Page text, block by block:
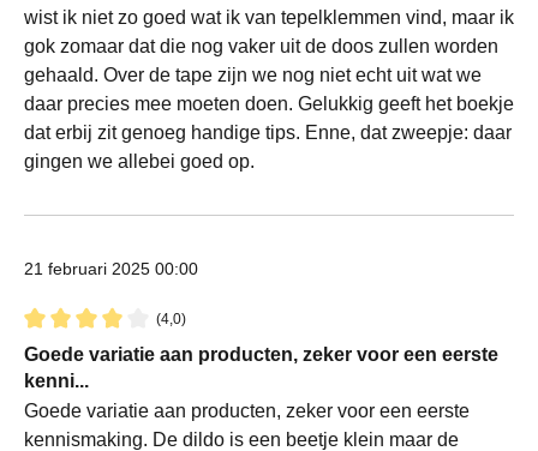
wist ik niet zo goed wat ik van tepelklemmen vind, maar ik
gok zomaar dat die nog vaker uit de doos zullen worden
gehaald. Over de tape zijn we nog niet echt uit wat we
daar precies mee moeten doen. Gelukkig geeft het boekje
dat erbij zit genoeg handige tips. Enne, dat zweepje: daar
gingen we allebei goed op.
21 februari 2025 00:00
(4,0)
Recensie met een waardering van 4 van de 5 sterren
Goede variatie aan producten, zeker voor een eerste
kenni...
Goede variatie aan producten, zeker voor een eerste
kennismaking. De dildo is een beetje klein maar de